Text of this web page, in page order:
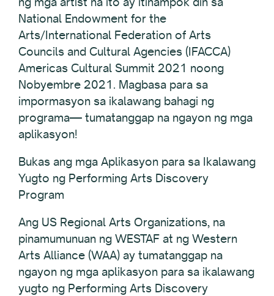
National Endowment for the
Arts/International Federation of Arts
Councils and Cultural Agencies (IFACCA)
Americas Cultural Summit 2021 noong
Nobyembre 2021. Magbasa para sa
impormasyon sa ikalawang bahagi ng
programa— tumatanggap na ngayon ng mga
aplikasyon!
Bukas ang mga Aplikasyon para sa Ikalawang
Yugto ng Performing Arts Discovery
Program
Ang US Regional Arts Organizations, na
pinamumunuan ng WESTAF at ng Western
Arts Alliance (WAA) ay tumatanggap na
ngayon ng mga aplikasyon para sa ikalawang
yugto ng Performing Arts Discovery